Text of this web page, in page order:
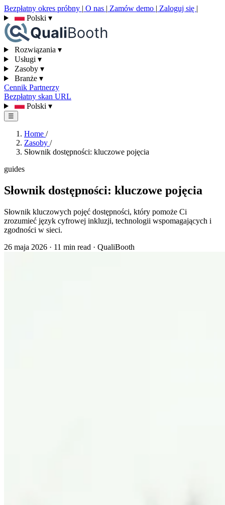
Bezpłatny okres próbny | O nas | Zamów demo | Zaloguj się |
Polski ▾
Rozwiązania ▾
Usługi ▾
Zasoby ▾
Branże ▾
Cennik Partnerzy
Bezpłatny skan URL
Polski ▾
☰
Home /
Zasoby /
Słownik dostępności: kluczowe pojęcia
guides
Słownik dostępności: kluczowe pojęcia
Słownik kluczowych pojęć dostępności, który pomoże Ci
zrozumieć język cyfrowej inkluzji, technologii wspomagających i
zgodności w sieci.
26 maja 2026 · 11 min read · QualiBooth